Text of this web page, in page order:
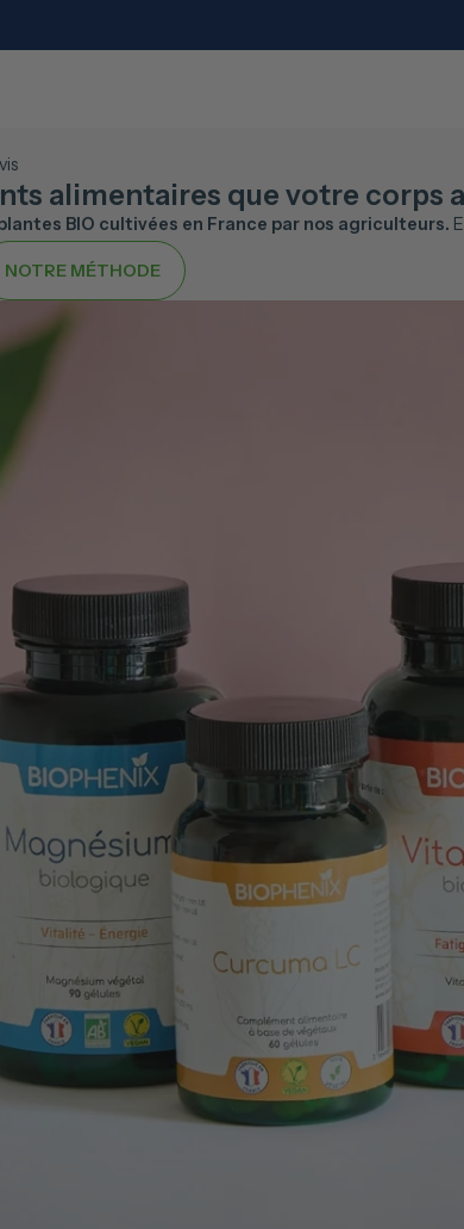
alimentaires que votre corps
BIO cultivées en France par nos agriculteurs.
NOTRE MÉTHODE